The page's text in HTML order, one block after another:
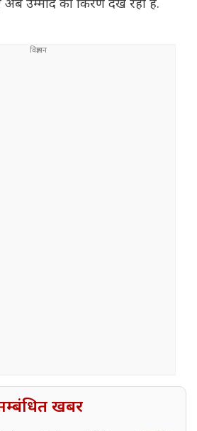
अब उम्मीद की किरण देख रही हैं.
खबर